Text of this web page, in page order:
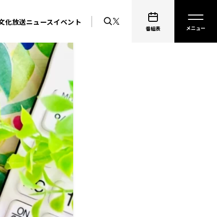
化放送ニュースイベント
番組表